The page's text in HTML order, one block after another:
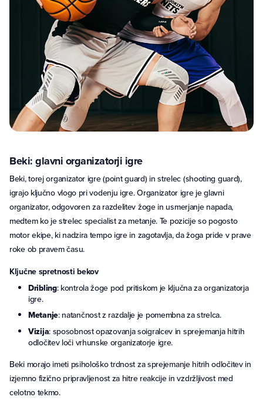
Beki: glavni organizatorji igre
Beki, torej organizator igre (point guard) in strelec (shooting guard),
igrajo ključno vlogo pri vodenju igre. Organizator igre je glavni
organizator, odgovoren za razdelitev žoge in usmerjanje napada,
medtem ko je strelec specialist za metanje. Te pozicije so pogosto
motor ekipe, ki nadzira tempo igre in zagotavlja, da žoga pride v prave
roke ob pravem času.
Ključne spretnosti bekov
Dribling: kontrola žoge pod pritiskom je ključna za organizatorja
igre.
Metanje: natančnost z razdalje je pomembna za strelca.
Vizija: sposobnost opazovanja soigralcev in sprejemanja hitrih
odločitev loči vrhunske organizatorje igre.
Beki morajo imeti psihološko trdnost za sprejemanje hitrih odločitev in
izjemno fizično pripravljenost za hitre reakcije in vzdržljivost med
celotno tekmo.